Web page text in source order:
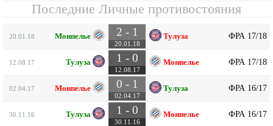
Последние Личные противостояния
20.01.18 Монпелье 2 - 1
20.01.18
Тулуза ФРА 17/18
12.08.17 Тулуза 1 - 0
12.08.17
Монпелье ФРА 17/18
02.04.17 Монпелье 0 - 1
02.04.17
Тулуза ФРА 16/17
30.11.16 Тулуза 1 - 0
30.11.16
Монпелье ФРА 16/17